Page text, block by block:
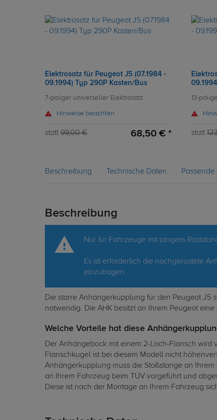
Elektrosatz für Peugeot J5 (07.1984 -
09.1994) Typ 290P Kasten/Bus
7-poliger universeller Elektrosatz
Hinweise beachten
statt 99,00 € 68,50 € *
13-
statt
Beschreibung Technische Daten
Beschreibung
Nur für Fahrzeuge mit langem
Es ist erforderlich die nachgerüstete
einzutragen.
Die starre Anhängerkupplung für den Peugeot J5
notwendig. Die AHK besitzt an Ihrem Peugeot
Welche Vorteile hat diese
Der Anhängebock mit einem 2-Loch-Flansch wird
Flanschkugel ist bei diesem Modell nicht
Anhängerkupplung muss die Stoßstange an
an Ihrem Fahrzeug beim TÜV vorgeführt und
Diese ist nach der Montage an Ihrem Fahrzeug